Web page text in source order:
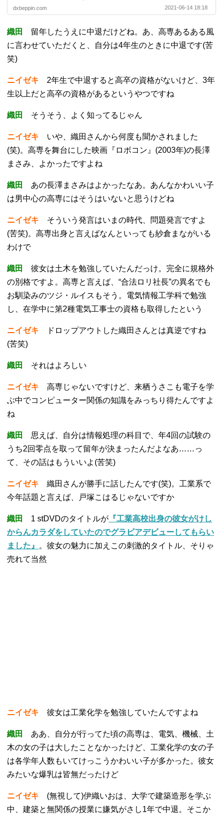
dxbeppin.com
2021-06-14 18:18
織田
留年したうえに中退だけどね。あ、高専あるある風
に言わせていただくと、自分は4年生のときに中退です(苦
笑)
ニイゼキ 2年生で中退すると高卒の資格がないけど、3年
生以上だと高卒の資格があるというやつですね
織田 そうそう、よく知ってるじゃん
ニイゼキ いや、織田さんから何度も聞かされました
(笑)。高専を舞台にした映画『ロボコン』(2003年)の長澤
まさみ、よかったですよね
織田
あの長澤まさみはよかったなあ。あんなかわいい子
は男中心の高専にはそうはいないと思うけどね
ニイゼキ そういう発言はいまの時代、問題発言ですよ
(苦笑)。高専出身と言えばなんといっても紗倉まながいる
わけで
織田
彼女は土木を勉強していたんだっけ。完全に規格外
の別格ですよ。高専と言えば、“合法ロリ社長”の異名でも
お馴染みのツジ・ルイスもそう。電気情報工学科で勉強
し、在学中に第2種電気工事士の資格も取得したという
ニイゼキ ドロップアウトした織田さんとは真逆ですね
(苦笑)
織田 それはよろしい
ニイゼキ 高専じゃないですけど、来栖うさこも電子を学
ぶ中でコンピューター関係の知識をみっちり得たんですよ
ね
織田
思えば、自分は情報処理の科目で、年4回の試験の
うち2回零点を取って留年が決まったんだよなあ……っ
て、その話はもういいよ(苦笑)
ニイゼキ 織田さんが勝手に話したんです(笑)。工業系で
今年話題と言えば、戸塚こはるじゃないですか
織田 1 stDVDのタイトルが 『工業高校出身の彼女がけし
からんカラダをしていたのでグラビアデビューしてもらい
ました』
。彼女の魅力に加えこの刺激的タイトル、そりゃ
売れて当然
ニイゼキ 彼女は工業化学を勉強していたんですよね
織田
ああ、自分が行ってた頃の高専は、電気、機械、土
木の女の子は大したことなかったけど、工業化学の女の子
は各学年人数もいてけっこうかわいい子が多かった。彼女
みたいな爆乳は皆無だったけど
ニイゼキ (無視して)伊織いおは、大学で建築造形を学ぶ
中、建築と無関係の授業に嫌気がさし1年で中退。そこか